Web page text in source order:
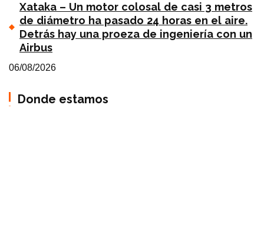
Xataka – Un motor colosal de casi 3 metros
de diámetro ha pasado 24 horas en el aire.
Detrás hay una proeza de ingeniería con un
Airbus
06/08/2026
Donde estamos